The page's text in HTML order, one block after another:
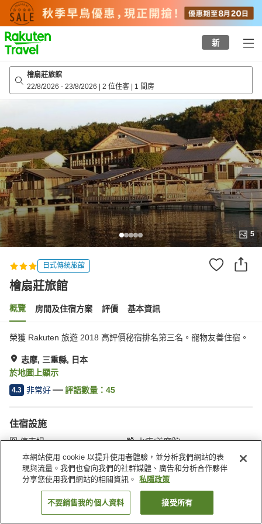
to
top
page
新
檜扇莊旅館
22/8/2026 - 23/8/2026 | 2 位住客 | 1 間房
5
日式傳統旅館
檜扇莊旅館
概覽 房間及住宿方案 評價 基本資訊
榮獲 Rakuten 旅遊 2018 高評價秘宿排名第三名。寵物友善住宿。
志摩, 三重縣, 日本
於地圖上顯示
4.3 非常好 評語數量： 45
住宿設施
停車場
水療/美容院
咖啡廳
寵物友善
主頁 日本 三重縣 志摩 檜扇莊旅館
找客房
本網站使用 cookie 以提升使用者體驗，並分析我們網站的表
現與流量。我們也會向我們的社群媒體、廣告和分析合作夥伴
分享您使用我們網站的相關資訊。
私隱政策
不要銷售我的個人資料 接受所有